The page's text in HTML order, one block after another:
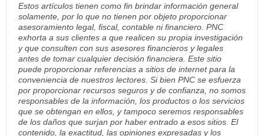
Estos artículos tienen como fin brindar información general
solamente, por lo que no tienen por objeto proporcionar
asesoramiento legal, fiscal, contable ni financiero. PNC
exhorta a sus clientes a que realicen su propia investigación
y que consulten con sus asesores financieros y legales
antes de tomar cualquier decisión financiera. Este sitio
puede proporcionar referencias a sitios de internet para la
conveniencia de nuestros lectores. Si bien PNC se esfuerza
por proporcionar recursos seguros y de confianza, no somos
responsables de la información, los productos o los servicios
que se obtengan en ellos, y tampoco seremos responsables
de los daños que surjan por haber entrado a esos sitios. El
contenido, la exactitud, las opiniones expresadas y los